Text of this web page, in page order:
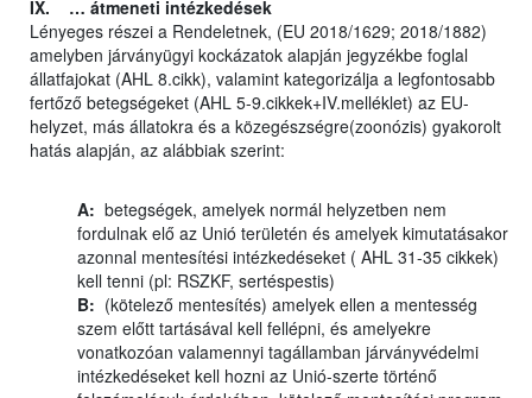
IX. … átmeneti intézkedések
Lényeges részei a Rendeletnek, (EU 2018/1629; 2018/1882)
amelyben járványügyi kockázatok alapján jegyzékbe foglal
állatfajokat (AHL 8.cikk), valamint kategorizálja a legfontosabb
fertőző betegségeket (AHL 5-9.cikkek+IV.melléklet) az EU-
helyzet, más állatokra és a közegészségre(zoonózis) gyakorolt
hatás alapján, az alábbiak szerint:
A: betegségek, amelyek normál helyzetben nem
fordulnak elő az Unió területén és amelyek kimutatásakor
azonnal mentesítési intézkedéseket ( AHL 31-35 cikkek)
kell tenni (pl: RSZKF, sertéspestis)
B: (kötelező mentesítés) amelyek ellen a mentesség
szem előtt tartásával kell fellépni, és amelyekre
vonatkozóan valamennyi tagállamban járványvédelmi
intézkedéseket kell hozni az Unió-szerte történő